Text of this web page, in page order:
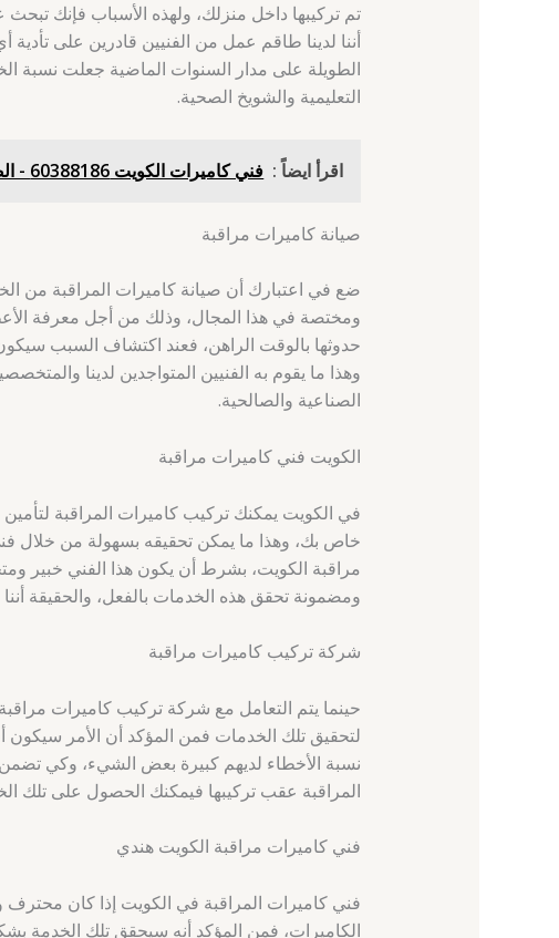
تم تركيبها داخل منزلك، ولهذه الأسباب فإنك
أننا لدينا طاقم عمل من الفنيين قادرين على
الطويلة على مدار السنوات الماضية جعلت نسبة
التعليمية والشويخ الصحية.
اقرأ ايضاً : فني كاميرات الكويت 60388186 - الصوابر - فني كاميرات مراقبة الكويت
صيانة كاميرات مراقبة
ضع في اعتبارك أن صيانة كاميرات المراقبة من
ومختصة في هذا المجال، وذلك من أجل معرفة
حدوثها بالوقت الراهن، فعند اكتشاف السبب
وهذا ما يقوم به الفنيين المتواجدين لدينا
الصناعية والصالحية.
الكويت فني كاميرات مراقبة
في الكويت يمكنك تركيب كاميرات المراقبة
مراقبة الكويت، بشرط أن يكون هذا الفني خبير
ومضمونة تحقق هذه الخدمات بالفعل، والحقيقة
شركة تركيب كاميرات مراقبة
حينما يتم التعامل مع شركة تركيب كاميرات
لتحقيق تلك الخدمات فمن المؤكد أن الأمر سيكون
نسبة الأخطاء لديهم كبيرة بعض الشيء، وكي
المراقبة عقب تركيبها فيمكنك الحصول على تلك
فني كاميرات مراقبة الكويت هندي
فني كاميرات المراقبة في الكويت إذا كان
الكاميرات، فمن المؤكد أنه سيحقق تلك الخدمة